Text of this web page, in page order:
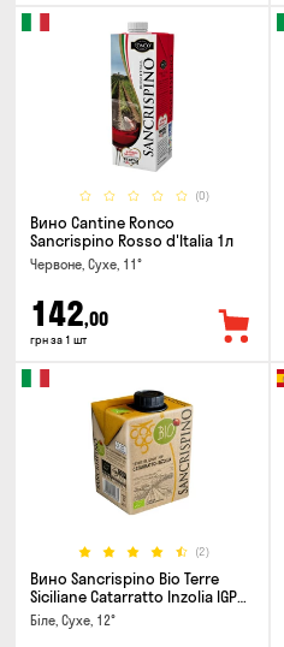
(0)
Вино Cantine Ronco
Sancrispino Rosso d'Italia 1л
Червоне, Сухе, 11°
142,00
грн за 1 шт
(2)
Вино Sancrispino Bio Terre
Siciliane Catarratto Inzolia IGP
0.5л
Біле, Сухе, 12°